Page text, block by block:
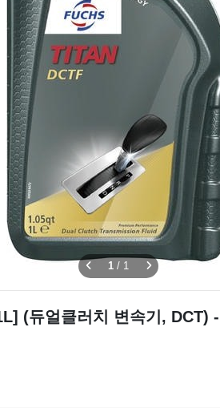
1 / 1
(듀얼클러치 변속기, DCT)